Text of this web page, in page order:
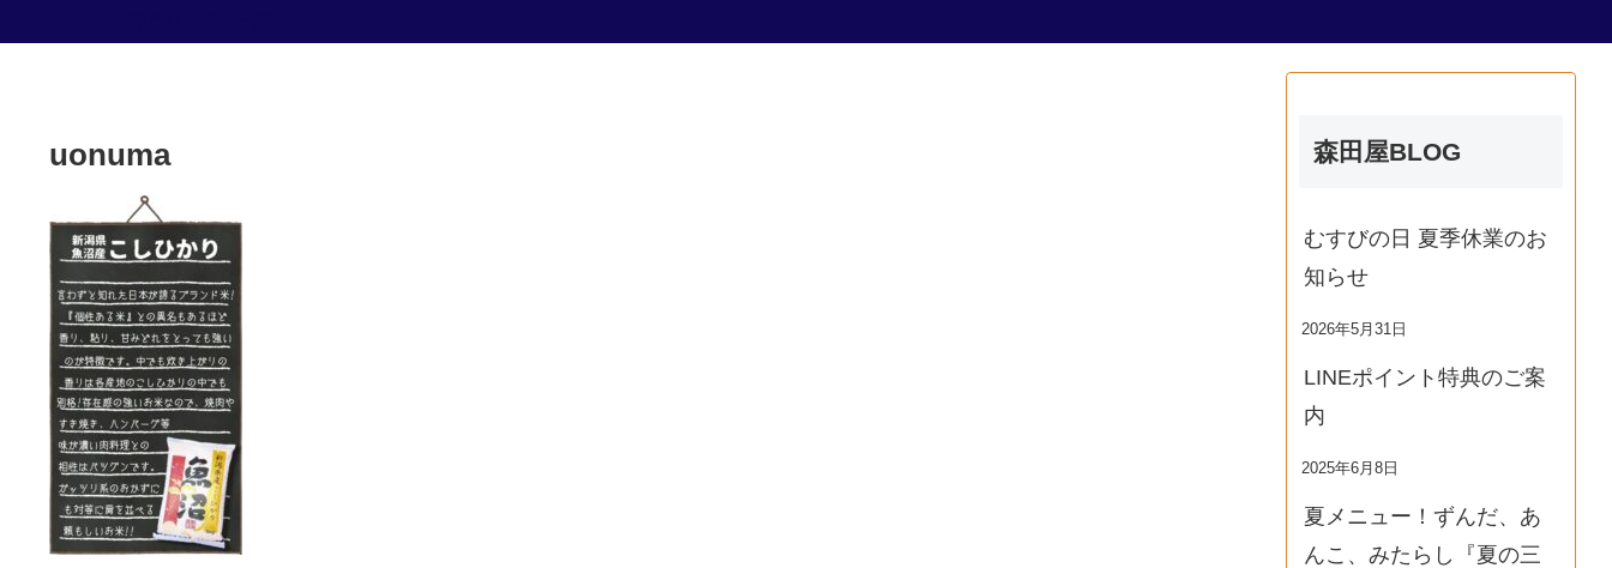
uonuma 森田屋BLOG
むすびの日 夏季休業のお
知らせ
2026年5月31日
LINEポイント特典のご案
内
2025年6月8日
夏メニュー！ずんだ、あ
んこ、みたらし『夏の三